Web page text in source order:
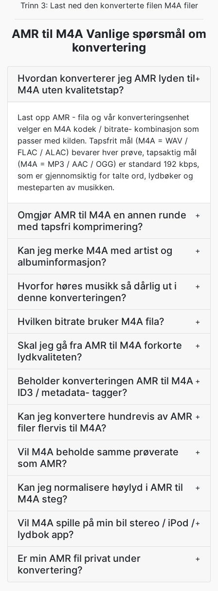
Trinn 3: Last ned den konverterte filen M4A filer
AMR til M4A Vanlige spørsmål om
konvertering
Hvordan konverterer jeg AMR lyden til
M4A uten kvalitetstap?
+
Last opp AMR - fila og vår konverteringsenhet
velger en M4A kodek / bitrate- kombinasjon som
passer med kilden. Tapsfrit mål (M4A = WAV /
FLAC / ALAC) bevarer hver prøve, tapsaktig mål
(M4A = MP3 / AAC / OGG) er standard 192 kbps,
som er gjennomsiktig for talte ord, lydbøker og
mesteparten av musikken.
Omgjør AMR til M4A en annen runde
med tapsfri komprimering?
+
Kan jeg merke M4A med artist og
albuminformasjon?
+
Hvorfor høres musikk så dårlig ut i
denne konverteringen?
+
Hvilken bitrate bruker M4A fila? +
Skal jeg gå fra AMR til M4A forkorte
lydkvaliteten?
+
Beholder konverteringen AMR til M4A
ID3 / metadata- tagger?
+
Kan jeg konvertere hundrevis av AMR
filer flervis til M4A?
+
Vil M4A beholde samme prøverate
som AMR?
+
Kan jeg normalisere høylyd i AMR til
M4A steg?
+
Vil M4A spille på min bil stereo / iPod /
lydbok app?
+
Er min AMR fil privat under
konvertering?
+